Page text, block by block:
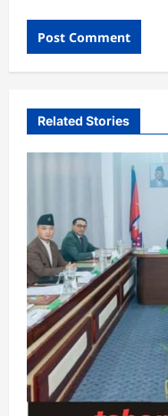
Related Stories